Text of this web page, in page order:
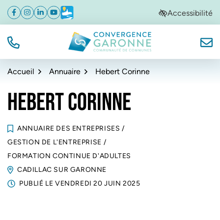
Aller
navigation
Aller
au
Aller
au
de
Facebook
(ouverture dans un nouvel onglet)
Instagram
(ouverture dans un nouvel onglet)
Linkedin
(ouverture dans un nouvel onglet)
YouTube
(ouverture dans un nouvel onglet)
Météo
(ouverture dans un nouvel onglet)Accessibilité
TÉL. Convergence Garonne
Accueil Annuaire Hebert Corinne
HEBERT CORINNE
ANNUAIRE DES ENTREPRISES /
GESTION DE L'ENTREPRISE /
FORMATION CONTINUE D'ADULTES
CADILLAC SUR GARONNE
PUBLIÉ LE VENDREDI 20 JUIN 2025